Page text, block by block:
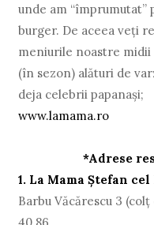
unde am “împrumutat”
burger. De aceea veţi
meniurile noastre midii
(în sezon) alături de
deja celebrii papanași;
www.lamama.ro
*Adrese
1. La Mama Ștefan
Barbu Văcărescu 3 (colţ